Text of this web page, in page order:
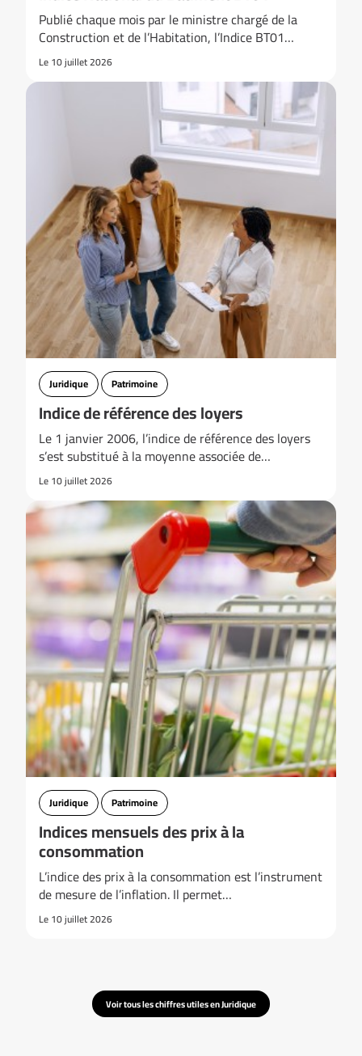
Publié chaque mois par le ministre chargé de la
Construction et de l’Habitation, l’Indice BT01…
Le 10 juillet 2026
Juridique Patrimoine
Indice de référence des loyers
Le 1 janvier 2006, l’indice de référence des loyers
s’est substitué à la moyenne associée de…
Le 10 juillet 2026
Juridique Patrimoine
Indices mensuels des prix à la
consommation
L’indice des prix à la consommation est l’instrument
de mesure de l’inflation. Il permet…
Le 10 juillet 2026
Voir tous les chiffres utiles en Juridique